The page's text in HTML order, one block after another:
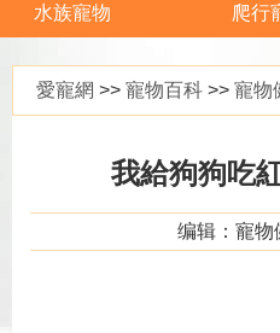
水族寵物 爬行
愛寵網 >> 寵物百科 >> 寵物
我給狗狗吃
编辑：寵物